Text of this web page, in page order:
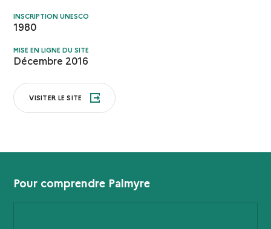
INSCRIPTION UNESCO
1980
MISE EN LIGNE DU SITE
Décembre 2016
VISITER LE SITE
Pour comprendre Palmyre